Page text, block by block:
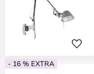
- 16 % EXTRA